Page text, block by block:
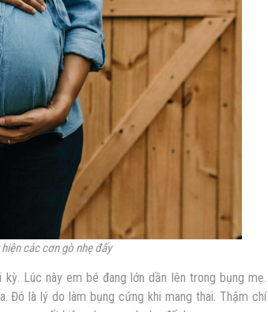
các cơn gò nhẹ đấy
Lúc này em bé đang lớn dần lên trong bụng mẹ.
Đó là lý do làm bụngcứng khi mang thai . Thậm chí